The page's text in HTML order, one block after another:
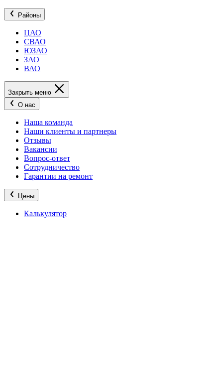
Районы
ЦАО
СВАО
ЮЗАО
ЗАО
ВАО
Закрыть меню
О нас
Наша команда
Наши клиенты и партнеры
Отзывы
Вакансии
Вопрос-ответ
Сотрудничество
Гарантии на ремонт
Цены
Калькулятор